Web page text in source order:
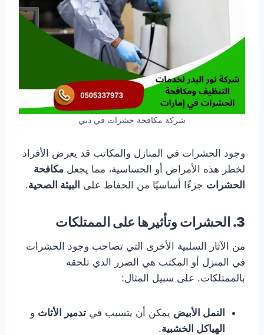
شركة مكافحة حشرات في دبي
وجود الحشرات في المنازل والمكاتب قد يعرض الأفراد
لخطر هذه الأمراض أو الحساسية، مما يجعل مكافحة
الحشرات جزءًا أساسيًا من الحفاظ على البيئة الصحية.
3. الحشرات وتأثيرها على الممتلكات
من الآثار السلبية الأخرى التي تصاحب وجود الحشرات
في المنزل أو المكتب هي الضرر الذي تلحقه
بالممتلكات. على سبيل المثال:
النمل الأبيض يمكن أن يتسبب في تدمير الأثاث و
الهياكل الخشبية.